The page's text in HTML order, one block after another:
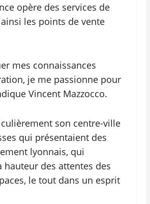
opère des services de
les points de vente
mes connaissances
je me passionne pour
Vincent Mazzocco.
son centre-ville
qui présentaient des
lyonnais, qui
hauteur des attentes des
le tout dans un esprit